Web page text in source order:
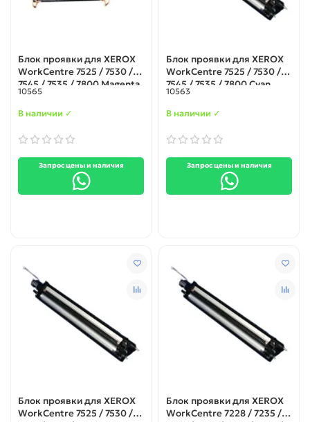
Блок проявки для XEROX
WorkCentre 7525 / 7530 /
7545 / 7535 / 7800 Magenta
10565
В наличии ✓
Запрос цены и наличия
Блок проявки для XEROX
WorkCentre 7525 / 7530 /
7545 / 7535 / 7800 Cyan
10563
В наличии ✓
Запрос цены и наличия
Блок проявки для XEROX
WorkCentre 7525 / 7530 /
Блок проявки для XEROX
WorkCentre 7228 / 7235 /